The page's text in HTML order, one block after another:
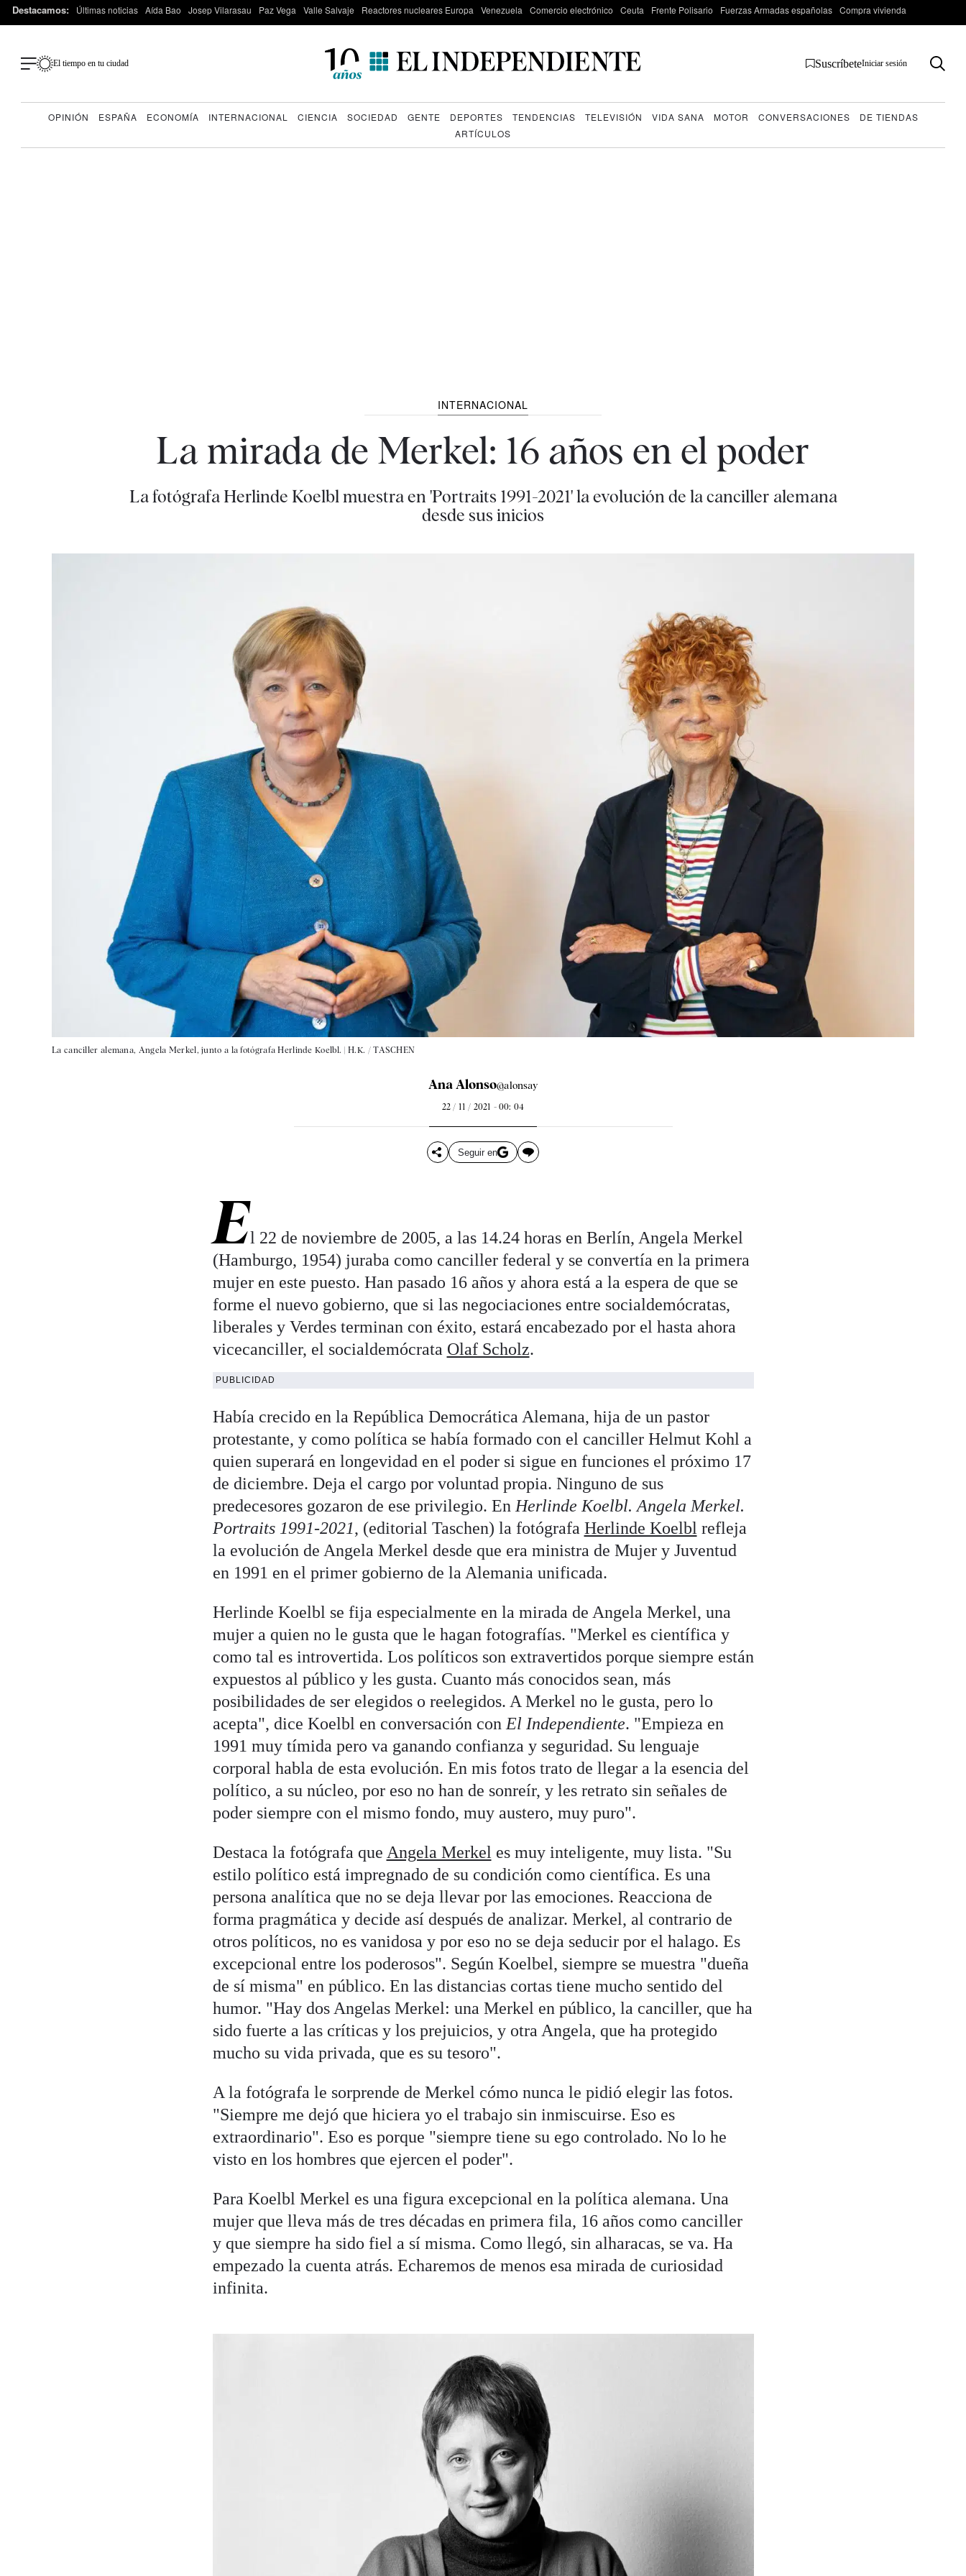
Destacamos: Últimas noticias Aída Bao Josep Vilarasau Paz Vega Valle Salvaje Reactores nucleares Europa Venezuela Comercio electrónico Ceuta Frente Polisario Fuerzas Armadas españolas Compra vivienda
El tiempo en tu ciudad SuscríbeteIniciar sesión
OPINIÓN ESPAÑA ECONOMÍA INTERNACIONAL CIENCIA SOCIEDAD GENTE DEPORTES TENDENCIAS TELEVISIÓN VIDA SANA MOTOR CONVERSACIONES
DE TIENDAS
ARTÍCULOS
INTERNACIONAL
La mirada de Merkel: 16 años en el poder
La fotógrafa Herlinde Koelbl muestra en 'Portraits 1991-2021' la evolución de la canciller alemana
desde sus inicios
La canciller alemana, Angela Merkel, junto a la fotógrafa Herlinde Koelbl. |H.K. / TASCHEN
Ana Alonso@alonsay
22 / 11 / 2021 - 00: 04
Seguir en
El 22 de noviembre de 2005, a las 14.24 horas en Berlín, Angela Merkel
(Hamburgo, 1954) juraba como canciller federal y se convertía en la primera
mujer en este puesto. Han pasado 16 años y ahora está a la espera de que se
forme el nuevo gobierno, que si las negociaciones entre socialdemócratas,
liberales y Verdes terminan con éxito, estará encabezado por el hasta ahora
vicecanciller, el socialdemócrata Olaf Scholz.
PUBLICIDAD
Había crecido en la República Democrática Alemana, hija de un pastor
protestante, y como política se había formado con el canciller Helmut Kohl a
quien superará en longevidad en el poder si sigue en funciones el próximo 17
de diciembre. Deja el cargo por voluntad propia. Ninguno de sus
predecesores gozaron de ese privilegio. EnHerlinde Koelbl. Angela Merkel.
Portraits 1991-2021, (editorial Taschen) la fotógrafa Herlinde Koelbl refleja
la evolución de Angela Merkel desde que era ministra de Mujer y Juventud
en 1991 en el primer gobierno de la Alemania unificada.
Herlinde Koelbl se fija especialmente en la mirada de Angela Merkel, una
mujer a quien no le gusta que le hagan fotografías. "Merkel es científica y
como tal es introvertida. Los políticos son extravertidos porque siempre están
expuestos al público y les gusta. Cuanto más conocidos sean, más
posibilidades de ser elegidos o reelegidos. A Merkel no le gusta, pero lo
acepta", dice Koelbl en conversación conEl Independiente. "Empieza en
1991 muy tímida pero va ganando confianza y seguridad. Su lenguaje
corporal habla de esta evolución. En mis fotos trato de llegar a la esencia del
político, a su núcleo, por eso no han de sonreír, y les retrato sin señales de
poder siempre con el mismo fondo, muy austero, muy puro".
Destaca la fotógrafa que Angela Merkel es muy inteligente, muy lista. "Su
estilo político está impregnado de su condición como científica. Es una
persona analítica que no se deja llevar por las emociones. Reacciona de
forma pragmática y decide así después de analizar. Merkel, al contrario de
otros políticos, no es vanidosa y por eso no se deja seducir por el halago. Es
excepcional entre los poderosos". Según Koelbel, siempre se muestra "dueña
de sí misma" en público. En las distancias cortas tiene mucho sentido del
humor. "Hay dos Angelas Merkel: una Merkel en público, la canciller, que ha
sido fuerte a las críticas y los prejuicios, y otra Angela, que ha protegido
mucho su vida privada, que es su tesoro".
A la fotógrafa le sorprende de Merkel cómo nunca le pidió elegir las fotos.
"Siempre me dejó que hiciera yo el trabajo sin inmiscuirse. Eso es
extraordinario". Eso es porque "siempre tiene su ego controlado. No lo he
visto en los hombres que ejercen el poder".
Para Koelbl Merkel es una figura excepcional en la política alemana. Una
mujer que lleva más de tres décadas en primera fila, 16 años como canciller
y que siempre ha sido fiel a sí misma. Como llegó, sin alharacas, se va. Ha
empezado la cuenta atrás. Echaremos de menos esa mirada de curiosidad
infinita.